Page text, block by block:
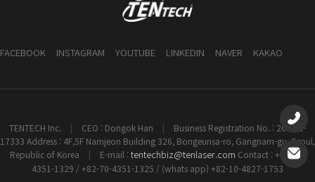
FACEBOOK INSTAGRAM YOUTUBE LINKEDIN NAVER KAKAO
TENTECH Inc. | CEO : Dongok Han |
Business Registration No. : 261-81-
17333 Address : 4F,5F Namjeon Building 326, Bongeunsa-ro, Gangnam-gu, Seoul,
Republic of Korea
| E-mail :tentechbiz@tenlaser.com Contact : +82-70-
4351-1329 / +82-70-4351-1325 / (whats app) +82-10-4827-1753